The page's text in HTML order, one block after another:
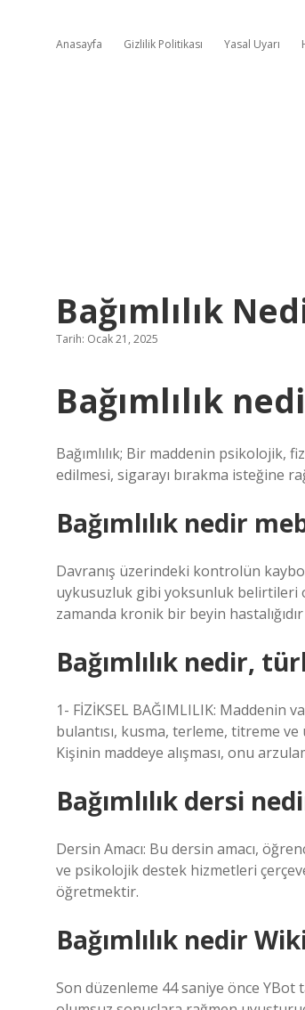
Anasayfa Gizlilik Politikası Yasal Uyarı
Bağımlılık
Tarih: Ocak 21, 2025
Bağımlılık
Bağımlılık; Bir maddenin psikolojik,
edilmesi, sigarayı bırakma isteğine
Bağımlılık nedir
Davranış üzerindeki kontrolün
uykusuzluk gibi yoksunluk belirtileri
zamanda kronik bir beyin
Bağımlılık nedir,
1- FİZİKSEL BAĞIMLILIK: Maddenin
bulantısı, kusma, terleme, titreme
Kişinin maddeye alışması, onu
Bağımlılık dersi
Dersin Amacı: Bu dersin amacı,
ve psikolojik destek hizmetleri
öğretmektir.
Bağımlılık nedir
Son düzenleme 44 saniye önce YBot